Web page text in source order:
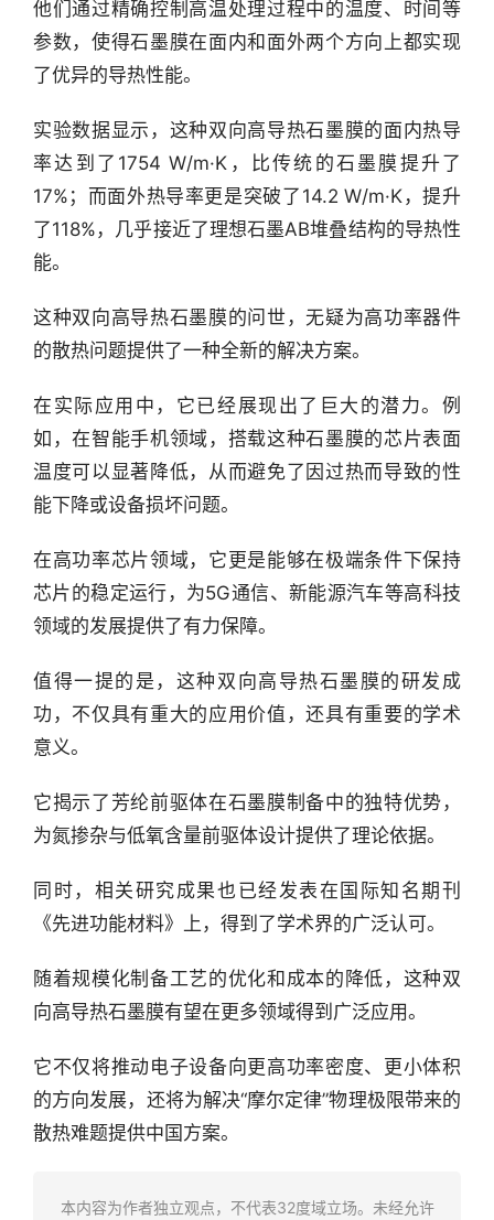
业
快
报
资
讯
选
条
深
度
经
数
研
选
报
告
创
投
窗
机
链
圈
他们通过精确控制高温处理过程中的温度、时间等
参数，使得石墨膜在面内和面外两个方向上都实现
了优异的导热性能。
实验数据显示，这种双向高导热石墨膜的面内热导
率达到了1754 W/m·K，比传统的石墨膜提升了
17%；而面外热导率更是突破了14.2 W/m·K，提升
了118%，几乎接近了理想石墨AB堆叠结构的导热性
能。
这种双向高导热石墨膜的问世，无疑为高功率器件
的散热问题提供了一种全新的解决方案。
在实际应用中，它已经展现出了巨大的潜力。例
如，在智能手机领域，搭载这种石墨膜的芯片表面
温度可以显著降低，从而避免了因过热而导致的性
能下降或设备损坏问题。
在高功率芯片领域，它更是能够在极端条件下保持
芯片的稳定运行，为5G通信、新能源汽车等高科技
领域的发展提供了有力保障。
值得一提的是，这种双向高导热石墨膜的研发成
功，不仅具有重大的应用价值，还具有重要的学术
意义。
它揭示了芳纶前驱体在石墨膜制备中的独特优势，
为氮掺杂与低氧含量前驱体设计提供了理论依据。
同时，相关研究成果也已经发表在国际知名期刊
《先进功能材料》上，得到了学术界的广泛认可。
随着规模化制备工艺的优化和成本的降低，这种双
向高导热石墨膜有望在更多领域得到广泛应用。
它不仅将推动电子设备向更高功率密度、更小体积
的方向发展，还将为解决“摩尔定律”物理极限带来的
散热难题提供中国方案。
本内容为作者独立观点，不代表32度域立场。未经允许